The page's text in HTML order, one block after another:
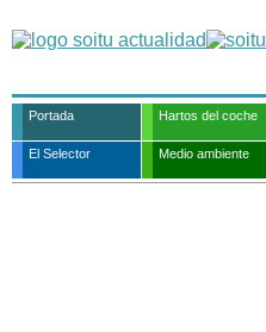
Portada Hartos del coche
El Selector Medio ambiente